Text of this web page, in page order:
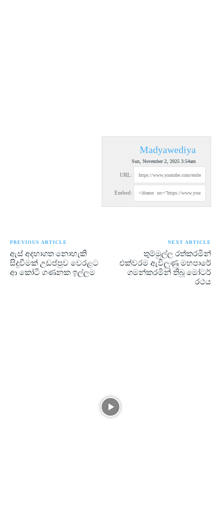
Madyawediya
Sun, November 2, 2025 3:54am
URL:
Embed:
PREVIOUS ARTICLE
ඇස් අදහාගත නොහැකි
සිදුවීමක් උඩප්පුව වෙරළට
ආ කෝටි ගණනක ඉල්ලම
NEXT ARTICLE
තුම්මුල්ල රත්කරමින්
එක්වරම ඇවිලුණු මහපාරේ
ගමන්කරමින් තිබූ මෝටර්
රථය